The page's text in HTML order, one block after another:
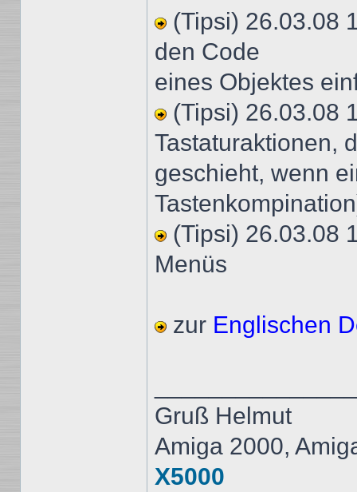
(Tipsi) 26.03.08
den Code
eines Objektes
(Tipsi) 26.03.08
Tastaturaktionen,
geschieht, wenn
(Tipsi) 26.03.08
Menüs
zur Englischen
Gruß Helmut
Amiga 2000,
X5000